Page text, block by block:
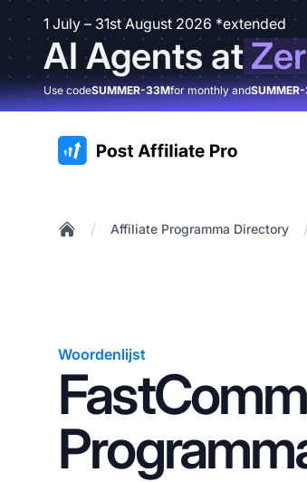
1 July – 31st August 2026 *extended
AI Agents at
Use codeSUMMER-33Mfor monthly and
:site.title
/ Affiliate Programma Directory /
Woordenlijst